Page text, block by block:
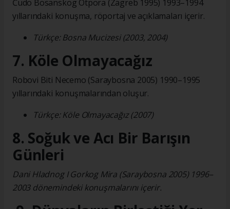
Čudo Bosanskog Otpora (Zagreb 1995) 1993–1994
yıllarındaki konuşma, röportaj ve açıklamaları içerir.
Türkçe: Bosna Mucizesi (2003, 2004)
7. Köle Olmayacağız
Robovi Biti Necemo (Saraybosna 2005) 1990–1995
yıllarındaki konuşmalarından oluşur.
Türkçe: Köle Olmayacağız (2007)
8. Soğuk ve Acı Bir Barışın
Günleri
Dani Hladnog I Gorkog Mira (Saraybosna 2005) 1996–
2003 dönemindeki konuşmalarını içerir.